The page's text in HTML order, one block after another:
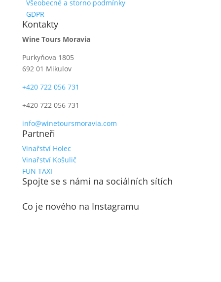
Všeobecné a storno podmínky
GDPR
Kontakty
Wine Tours Moravia
Purkyňova 1805
692 01 Mikulov
+420 722 056 731
+420 722 056 731
info@winetoursmoravia.com
Partneři
Vinařství Holec
Vinařství Košulič
FUN TAXI
Spojte se s námi na sociálních sítích
Co je nového na Instagramu